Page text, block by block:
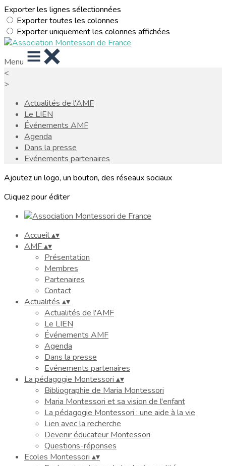
Exporter les lignes sélectionnées
Exporter toutes les colonnes
Exporter uniquement les colonnes affichées
Menu
<
>
Actualités de l'AMF
Le LIEN
Événements AMF
Agenda
Dans la presse
Evénements partenaires
Ajoutez un logo, un bouton, des réseaux sociaux
Cliquez pour éditer
Accueil▴▾
AMF▴▾
Présentation
Membres
Partenaires
Contact
Actualités ▴▾
Actualités de l'AMF
Le LIEN
Événements AMF
Agenda
Dans la presse
Evénements partenaires
La pédagogie Montessori ▴▾
Bibliographie de Maria Montessori
Maria Montessori et sa vision de l'enfant
La pédagogie Montessori : une aide à la vie
Lien avec la recherche
Devenir éducateur Montessori
Questions-réponses
Ecoles Montessori ▴▾